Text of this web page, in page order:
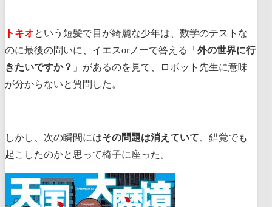
トキオという短髪で目が綺麗な少年は、数学のテストな
のに最後の問いに、イエスorノーで答える「 外の世界に行
きたいですか？ 」があるのを見て、ロボット先生に意味
が分からないと質問した。
しかし、次の瞬間にはその問題は消えていて 、錯覚でも
起こしたのかと思って椅子に座った。